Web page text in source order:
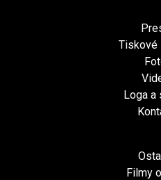
Tiskové
Loga a
Filmy